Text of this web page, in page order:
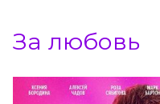
За любовь